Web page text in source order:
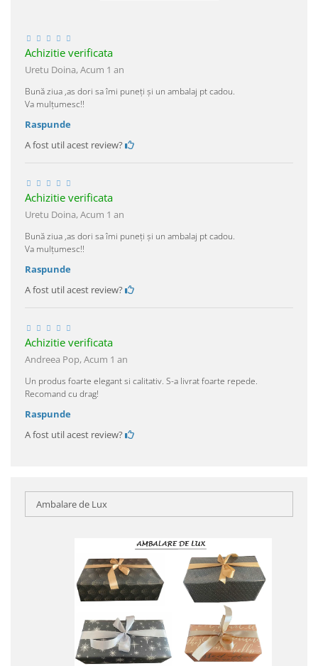
Achizitie verificata
Uretu Doina,Acum 1 an
Bună ziua ,as dori sa îmi puneți și un ambalaj pt cadou.
Va mulțumesc!!
Raspunde
A fost util acest review?
Achizitie verificata
Uretu Doina,Acum 1 an
Bună ziua ,as dori sa îmi puneți și un ambalaj pt cadou.
Va mulțumesc!!
Raspunde
A fost util acest review?
Achizitie verificata
Andreea Pop,Acum 1 an
Un produs foarte elegant si calitativ. S-a livrat foarte repede.
Recomand cu drag!
Raspunde
A fost util acest review?
Ambalare de Lux